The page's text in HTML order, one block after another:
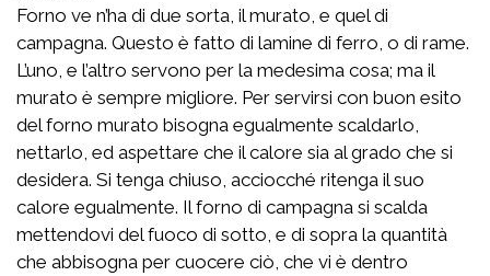
Forno ve n’ha di due sorta, il murato, e quel di
campagna. Questo è fatto di lamine di ferro, o di rame.
L’uno, e l’altro servono per la medesima cosa; ma il
murato è sempre migliore. Per servirsi con buon esito
del forno murato bisogna egualmente scaldarlo,
nettarlo, ed aspettare che il calore sia al grado che si
desidera. Si tenga chiuso, acciocché ritenga il suo
calore egualmente. Il forno di campagna si scalda
mettendovi del fuoco di sotto, e di sopra la quantità
che abbisogna per cuocere ciò, che vi è dentro